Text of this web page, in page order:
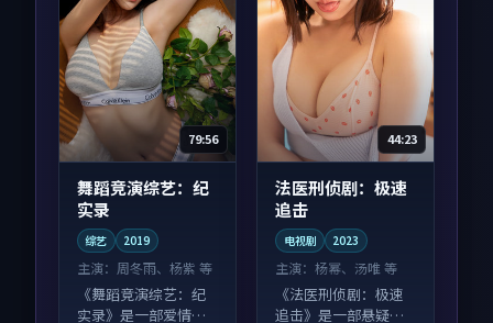
79:56
舞蹈竞演综艺：纪
实录
综艺 2019
主演： 周冬雨、杨紫 等
《舞蹈竞演综艺：纪
实录》是一部爱情向
44:23
法医刑侦剧：极速
追击
电视剧 2023
主演：杨幂、汤唯 等
《法医刑侦剧：极速
追击》是一部悬疑向